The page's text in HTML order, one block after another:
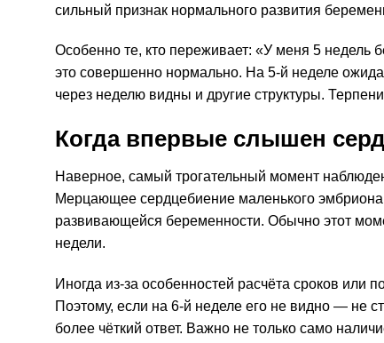
сильный признак нормального развития
Особенно те, кто переживает: «У меня 5 недель
это совершенно нормально. На 5-й неделе
через неделю видны и другие структуры.
Когда впервые слышен
Наверное, самый трогательный момент
Мерцающее сердцебиение маленького
развивающейся беременности. Обычно этот
недели.
Иногда из-за особенностей расчёта сроков или
Поэтому, если на 6-й неделе его не видно — не
более чёткий ответ. Важно не только само